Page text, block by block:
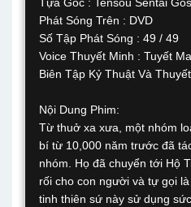
Phát Sóng Trên : DVD
Số Tập Phát Sóng : 49 / 49
Voice Thuyết Minh : Tuyết
Biên Tập Kỷ Thuật Và
Nội Dung Phim:
Từ thuở xa xưa, một nhóm
bí từ 10,000 năm trước đã
nhóm. Họ đã chuyển tới Hộ
rối cho con người và tự gọi
tinh thiên sứ này sử dụng